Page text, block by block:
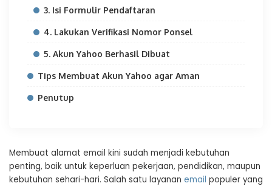
3. Isi Formulir Pendaftaran
4. Lakukan Verifikasi Nomor Ponsel
5. Akun Yahoo Berhasil Dibuat
Tips Membuat Akun Yahoo agar Aman
Penutup
Membuat alamat email kini sudah menjadi kebutuhan
penting, baik untuk keperluan pekerjaan, pendidikan, maupun
kebutuhan sehari-hari. Salah satu layanan email populer yang